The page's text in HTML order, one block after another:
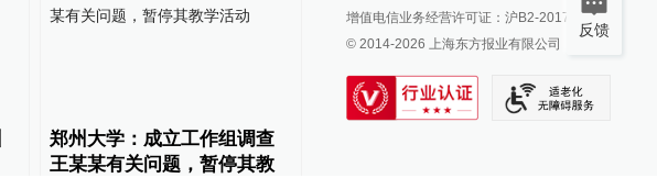
郑州大学：成立工作组调查
王某某有关问题，暂停其教
派生万物开放平台
IP SHANGHAI
SIXTH TONE
增值电信业务经营许可证：沪B2-2017116
© 2014-2026 上海东方报业有限公司
反馈